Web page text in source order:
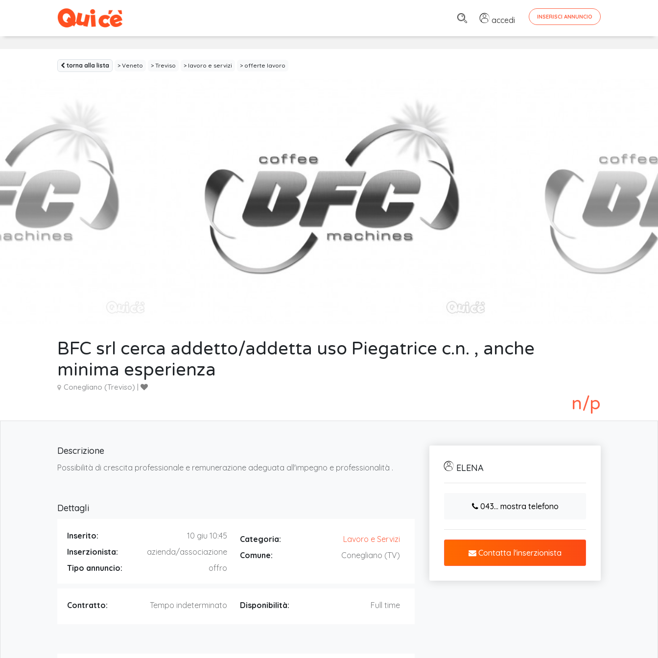
accedi INSERISCI ANNUNCIO
torna alla lista Veneto Treviso lavoro e servizi offerte lavoro
BFC srl cerca addetto/addetta uso Piegatrice c.n. , anche
minima esperienza
Conegliano (Treviso) |
n/p
Descrizione
Possibilità di crescita professionale e remunerazione adeguata all'impegno e professionalità .
Dettagli
Inserito:
10 giu 10:45
Inserzionista:
azienda/associazione
Tipo annuncio:
offro
Categoria:
Lavoro e Servizi
Comune:
Conegliano (TV)
Contratto: Tempo indeterminato Disponibilità: Full time
ELENA
043... mostra telefono
Contatta l'inserzionista